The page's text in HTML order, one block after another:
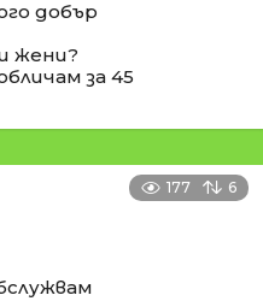
добър
жени?
за 45
177 6